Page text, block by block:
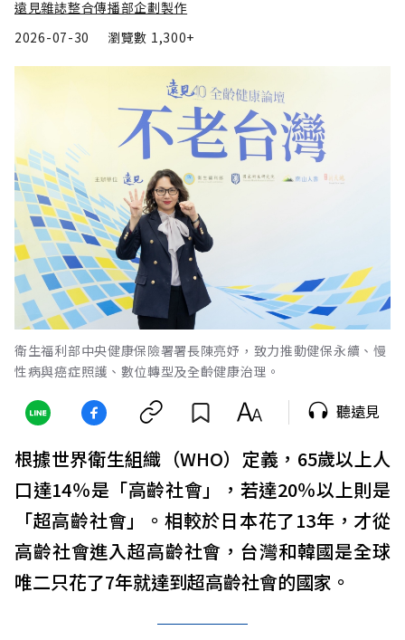
遠見雜誌整合傳播部企劃製作
2026-07-30
瀏覽數 1,300+
衛生福利部中央健康保險署署長陳亮妤，致力推動健保永續、慢
性病與癌症照護、數位轉型及全齡健康治理。
聽遠見
根據世界衛生組織（WHO）定義，65歲以上人
口達14％是「高齡社會」，若達20％以上則是
「超高齡社會」。相較於日本花了13年，才從
高齡社會進入超高齡社會，台灣和韓國是全球
唯二只花了7年就達到超高齡社會的國家。